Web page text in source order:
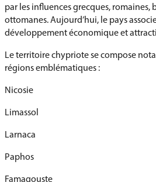
par les influences grecques,
ottomanes. Aujourd’hui, le pays
développement économique et
Le territoire chypriote se compose
régions emblématiques :
Nicosie
Limassol
Larnaca
Paphos
Famagouste